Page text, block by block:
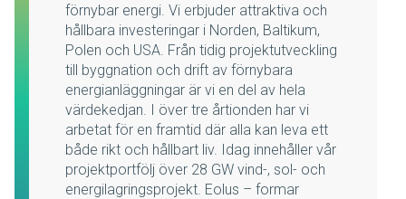
förnybar energi. Vi erbjuder attraktiva och
hållbara investeringar i Norden, Baltikum,
Polen och USA. Från tidig projektutveckling
till byggnation och drift av förnybara
energianläggningar är vi en del av hela
värdekedjan. I över tre årtionden har vi
arbetat för en framtid där alla kan leva ett
både rikt och hållbart liv. Idag innehåller vår
projektportfölj över 28 GW vind-, sol- och
energilagringsprojekt. Eolus – formar